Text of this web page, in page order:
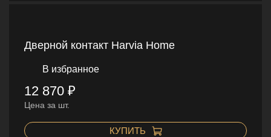
Дверной контакт Harvia Home
В избранное
12 870 ₽
Цена за шт.
КУПИТЬ